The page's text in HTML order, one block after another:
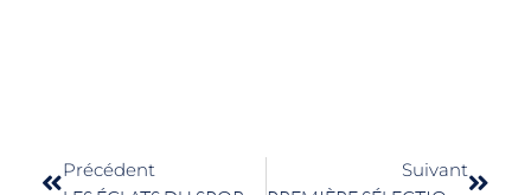
Précédent Suivant